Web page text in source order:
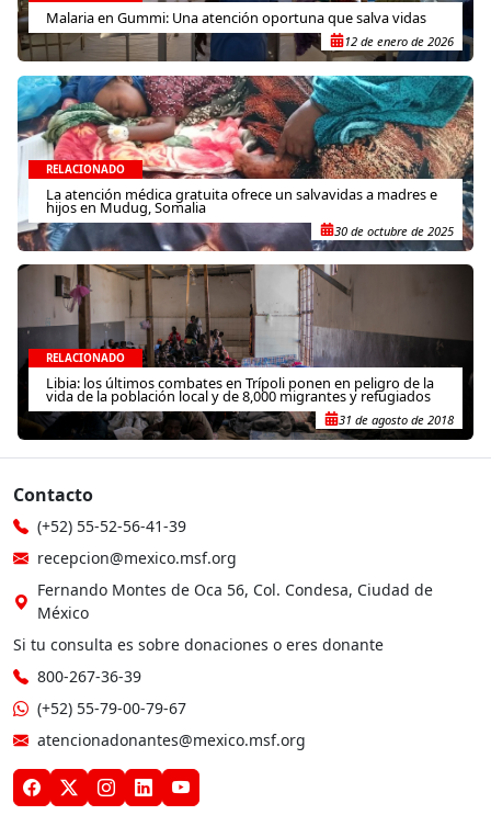
Malaria en Gummi: Una atención oportuna que salva vidas
12 de enero de 2026
RELACIONADO
La atención médica gratuita ofrece un salvavidas a madres e
hijos en Mudug, Somalia
30 de octubre de 2025
RELACIONADO
Libia: los últimos combates en Trípoli ponen en peligro de la
vida de la población local y de 8,000 migrantes y refugiados
31 de agosto de 2018
Contacto
(+52) 55-52-56-41-39
recepcion@mexico.msf.org
Fernando Montes de Oca 56, Col. Condesa, Ciudad de
México
Si tu consulta es sobre donaciones o eres donante
800-267-36-39
(+52) 55-79-00-79-67
atencionadonantes@mexico.msf.org